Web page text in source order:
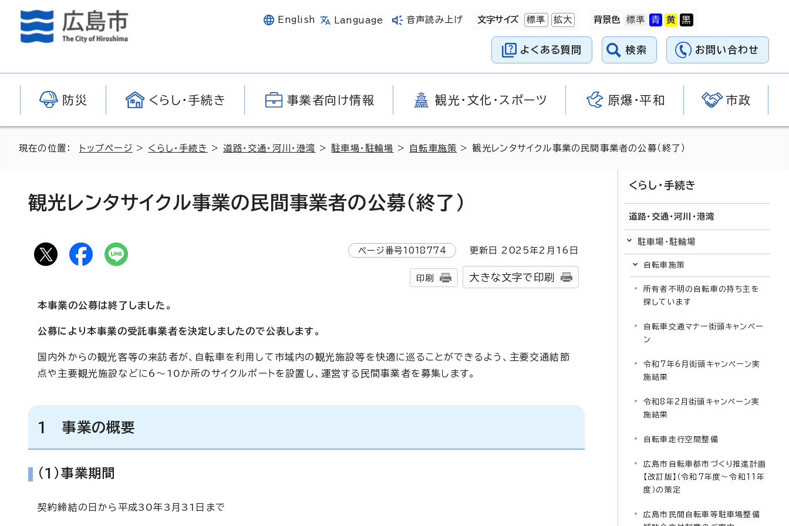
English Language 音声読み上げ 文字サイズ 標準 拡大 背景色
よくある質問 検索 お問い合わせ
防災 くらし・手続き 事業者向け情報 観光・文化・スポーツ 原爆・平和 市政
現在の位置： トップページ > くらし・手続き >道路・交通・河川・港湾 >駐車場・駐輪場 > 自転車施策 > 観光レンタサイクル事業の民間事業者の公募（終了）
観光レンタサイクル事業の民間事業者の公募（終了）
ページ番号1018774 更新日 2025年2月 16 日
印刷 大きな文字で印刷
本事業の公募は終了しました。
公募により本事業の受託事業者を決定しましたので公表します。
国内外からの観光客等の来訪者が、自転車を利用して市域内の観光施設等を快適に巡ることができるよう、主要交通結節
点や主要観光施設などに6～10か所のサイクルポートを設置し、運営する民間事業者を募集します。
1 事業の概要
(1)事業期間
契約締結の日から平成30年3月31日まで
くらし・手続き
道路・交通・河川・港湾
駐車場・駐輪場
自転車施策
所有者不明の自転車の持ち主を
探しています
自転車交通マナー街頭キャンペー
ン
令和7年6月街頭キャンペーン実
施結果
令和8年2月街頭キャンペーン実
施結果
自転車走行空間整備
広島市自転車都市づくり推進計画
【改訂版】（令和7年度～令和11年
度）の策定
広島市民間自転車等駐車場整備